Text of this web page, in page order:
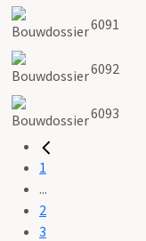
6091
6092
6093
1
...
2
3